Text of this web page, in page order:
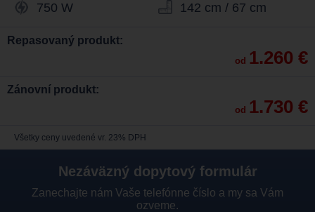
750 W
142 cm / 67 cm
Repasovaný produkt:
od 1.260 €
Zánovní produkt:
od 1.730 €
Všetky ceny uvedené vr. 23% DPH
Nezáväzný dopytový formulár
Zanechajte nám Vaše telefónne číslo a my sa Vám
ozveme.